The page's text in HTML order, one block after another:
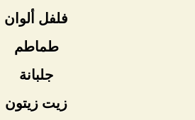
فلفل ألوان
طماطم
جلبانة
زيت زيتون